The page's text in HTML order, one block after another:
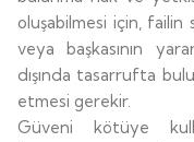
oluşabilmesi için,
veya başkasının
dışında tasarrufta
etmesi gerekir.
Güveni kötüye